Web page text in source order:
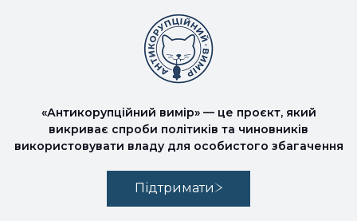
«Антикорупційний вимір» — це проєкт, який
викриває спроби політиків та чиновників
використовувати владу для особистого збагачення
Підтримати